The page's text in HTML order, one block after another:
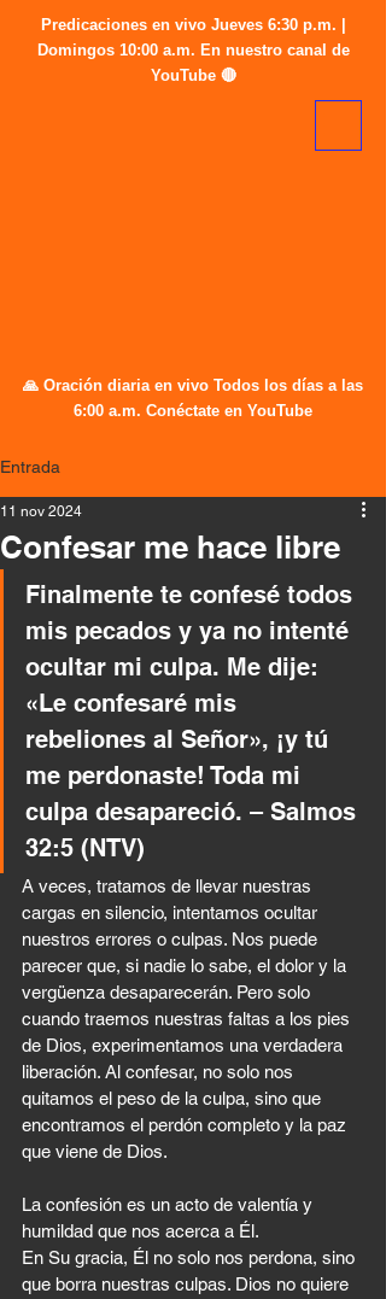
🙏 Oración diaria en vivo Todos los días a las
6:00 a.m. Conéctate en YouTube
Predicaciones en vivo Jueves 6:30 p.m. |
Domingos 10:00 a.m. En nuestro canal de
YouTube 🔴
Entrada
Confesar me hace libre
11 nov 2024
Finalmente te confesé todos
mis pecados y ya no intenté
ocultar mi culpa. Me dije:
«Le confesaré mis
rebeliones al Señor», ¡y tú
me perdonaste! Toda mi
culpa desapareció. – Salmos
32:5 (NTV)
A veces, tratamos de llevar nuestras
cargas en silencio, intentamos ocultar
nuestros errores o culpas. Nos puede
parecer que, si nadie lo sabe, el dolor y la
vergüenza desaparecerán. Pero solo
cuando traemos nuestras faltas a los pies
de Dios, experimentamos una verdadera
liberación. Al confesar, no solo nos
quitamos el peso de la culpa, sino que
encontramos el perdón completo y la paz
que viene de Dios.
La confesión es un acto de valentía y
humildad que nos acerca a Él.
En Su gracia, Él no solo nos perdona, sino
que borra nuestras culpas. Dios no quiere